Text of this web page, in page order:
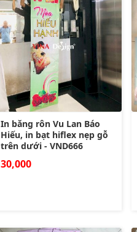
In băng rôn Vu Lan Báo
Hiếu, in bạt hiflex nẹp gỗ
trên dưới - VND666
30,000